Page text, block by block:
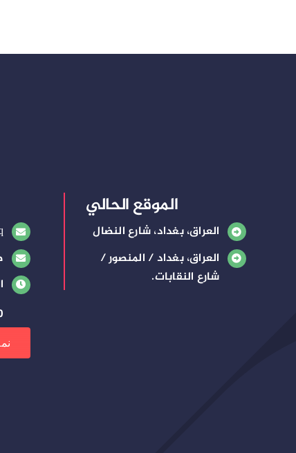
الموقع الحالي
العراق، بغداد، شارع النضال
العراق، بغداد / المنصور /
شارع النقابات.